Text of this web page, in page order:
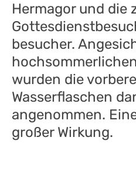
Hermagor und die
besucher.
wurden die
Wasserflaschen
angenommen.
großer Wirkung.